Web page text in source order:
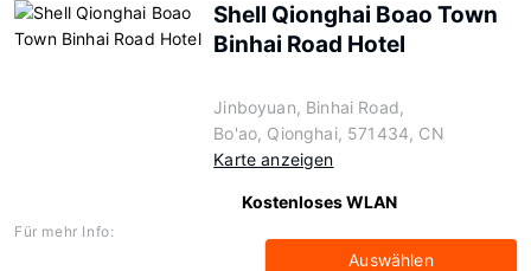
Shell Qionghai Boao Town
Binhai Road Hotel
Jinboyuan, Binhai Road,
Bo'ao, Qionghai, 571434, CN
Karte anzeigen
Kostenloses WLAN
Für mehr Info:
Auswählen